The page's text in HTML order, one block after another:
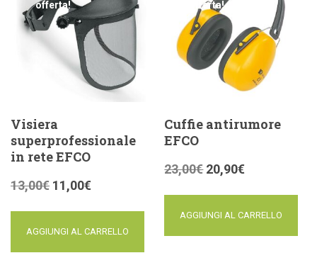
offerta!
Visiera
superprofessionale
in rete EFCO
13,00€ 11,00€
AGGIUNGI AL CARRELLO
offerta!
Cuffie antirumore
EFCO
23,00€ 20,90€
AGGIUNGI AL CARRELLO